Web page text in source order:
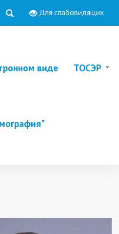
Для слабовидящих
виде ТОСЭР